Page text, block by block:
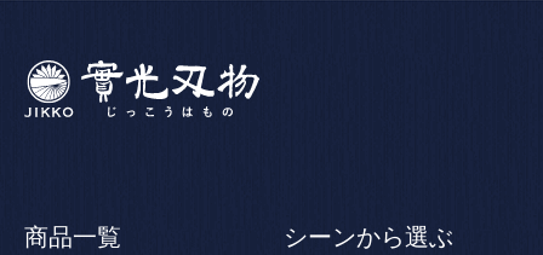
商品一覧 シーンから選ぶ